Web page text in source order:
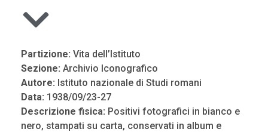
Partizione: Vita dell’Istituto
Sezione: Archivio Iconografico
Autore: Istituto nazionale di Studi romani
Data: 1938/09/23-27
Descrizione fisica: Positivi fotografici in bianco e
nero, stampati su carta, conservati in album e